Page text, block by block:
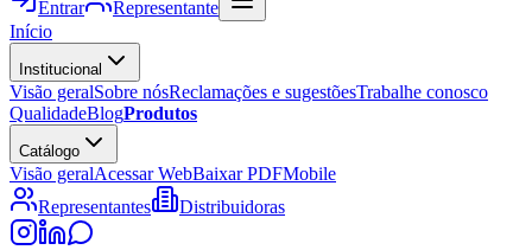
Entrar
Representante
Início
Institucional
Visão geralSobre nósReclamações e sugestõesTrabalhe conosco
QualidadeBlogProdutos
Catálogo
Visão geralAcessar WebBaixar PDFMobile
Representantes
Distribuidoras